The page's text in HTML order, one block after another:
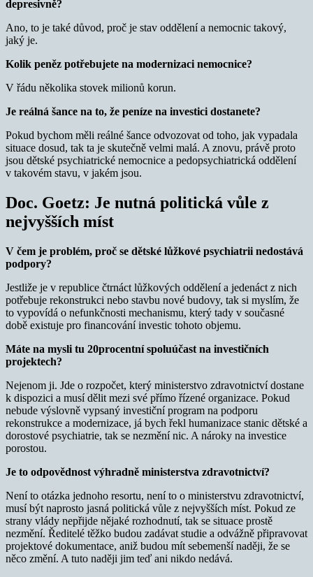
depresivně?
Ano, to je také důvod, proč je stav oddělení a nemocnic takový,
jaký je.
Kolik peněz potřebujete na modernizaci nemocnice?
V řádu několika stovek milionů korun.
Je reálná šance na to, že peníze na investici dostanete?
Pokud bychom měli reálné šance odvozovat od toho, jak vypadala
situace dosud, tak ta je skutečně velmi malá. A znovu, právě proto
jsou dětské psychiatrické nemocnice a pedopsychiatrická oddělení
v takovém stavu, v jakém jsou.
Doc. Goetz: Je nutná politická vůle z
nejvyšších míst
V čem je problém, proč se dětské lůžkové psychiatrii nedostává
podpory?
Jestliže je v republice čtrnáct lůžkových oddělení a jedenáct z nich
potřebuje rekonstrukci nebo stavbu nové budovy, tak si myslím, že
to vypovídá o nefunkčnosti mechanismu, který tady v současné
době existuje pro financování investic tohoto objemu.
Máte na mysli tu 20procentní spoluúčast na investičních
projektech?
Nejenom ji. Jde o rozpočet, který ministerstvo zdravotnictví dostane
k dispozici a musí dělit mezi své přímo řízené organizace. Pokud
nebude výslovně vypsaný investiční program na podporu
rekonstrukce a modernizace, já bych řekl humanizace stanic dětské a
dorostové psychiatrie, tak se nezmění nic. A nároky na investice
porostou.
Je to odpovědnost výhradně ministerstva zdravotnictví?
Není to otázka jednoho resortu, není to o ministerstvu zdravotnictví,
musí být naprosto jasná politická vůle z nejvyšších míst. Pokud ze
strany vlády nepřijde nějaké rozhodnutí, tak se situace prostě
nezmění. Ředitelé těžko budou zadávat studie a odvážně připravovat
projektové dokumentace, aniž budou mít sebemenší naději, že se
něco změní. A tuto naději jim teď ani nikdo nedává.